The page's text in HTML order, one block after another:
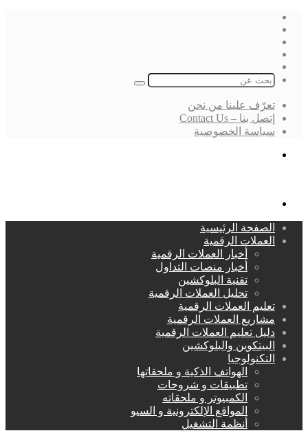
بحث
تعرّف علينا من نحن
إتصل بنا – Contact Us
سياسة الخصوصية
الصفحة الرئيسية
العملات الرقمية
أخبار العملات الرقمية
أخبار منصات التداول
تقنية البلوكشين
تحليل العملات الرقمية
تعليم العملات الرقمية
مشاريع العملات الرقمية
دليل تعليم العملات الرقمية
البيتكوين والبلوكشين
التكنولوجيا
الهواتف الذكية و ملحقاتها
تطبيقات و شروحات
الكمبيوتر و ملحقاته
المواقع الإلكترونية و السيو
أنظمة التشغيل